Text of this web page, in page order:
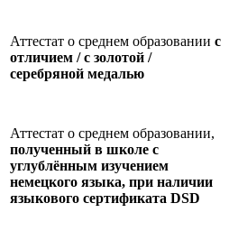
Аттестат о среднем образовании с
отличием / с золотой /
серебряной медалью
Аттестат о среднем образовании,
полученный в школе с
углублённым изучением
немецкого языка, при наличии
языкового сертификата DSD